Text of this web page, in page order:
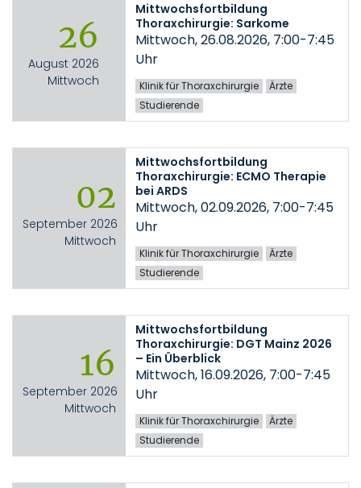
26
August 2026
Mittwoch
Mittwochsfortbildung
Thoraxchirurgie: Sarkome
Mittwoch, 26.08.2026, 7:00-7:45
Uhr
Klinik für Thoraxchirurgie
Ärzte
Studierende
02
September 2026
Mittwoch
Mittwochsfortbildung
Thoraxchirurgie: ECMO Therapie
bei ARDS
Mittwoch, 02.09.2026, 7:00-7:45
Uhr
Klinik für Thoraxchirurgie
Ärzte
Studierende
16
September 2026
Mittwoch
Mittwochsfortbildung
Thoraxchirurgie: DGT Mainz 2026
– Ein Überblick
Mittwoch, 16.09.2026, 7:00-7:45
Uhr
Klinik für Thoraxchirurgie
Ärzte
Studierende